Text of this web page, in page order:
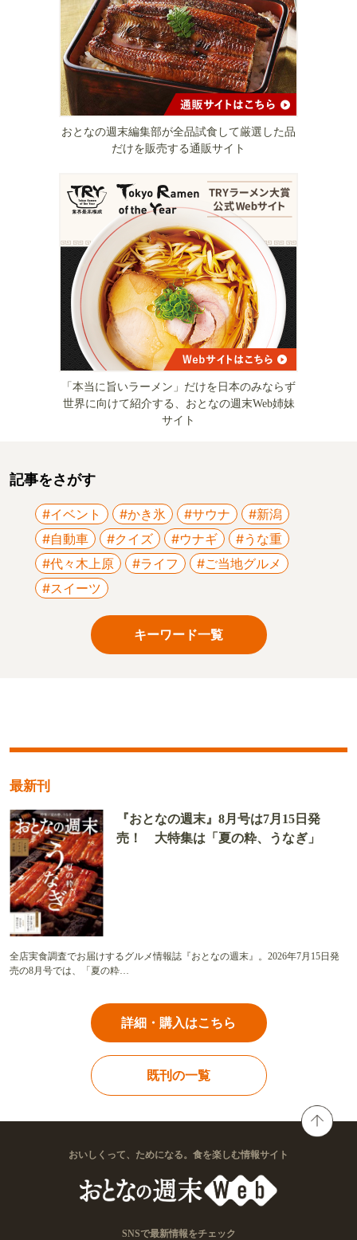
おとなの週末編集部が全品試食して厳選した品
だけを販売する通販サイト
「本当に旨いラーメン」だけを日本のみならず
世界に向けて紹介する、おとなの週末Web姉妹
サイト
記事をさがす
#イベント #かき氷 #サウナ
#新潟
#自動車
#クイズ #ウナギ
#うな重
#代々木上原
#ライフ
#ご当地グルメ
#スイーツ
キーワード一覧
最新刊
『おとなの週末』8月号は7月15日発
売！ 大特集は「夏の粋、うなぎ」
全店実食調査でお届けするグルメ情報誌『おとなの週末』。2026年7月15日発
売の8月号では、「夏の粋…
詳細・購入はこちら
既刊の一覧
おいしくって、ためになる。食を楽しむ情報サイト
SNSで最新情報をチェック